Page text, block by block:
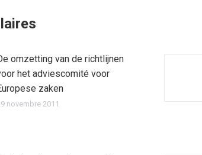
omzetting van de richtlijnen
het adviescomité voor
zaken
novembre 2011